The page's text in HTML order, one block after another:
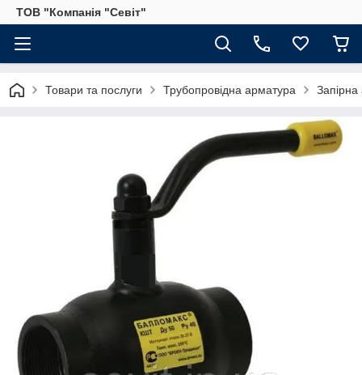
ТОВ "Компанія "Севіт"
Товари та послуги Трубопровідна арматура